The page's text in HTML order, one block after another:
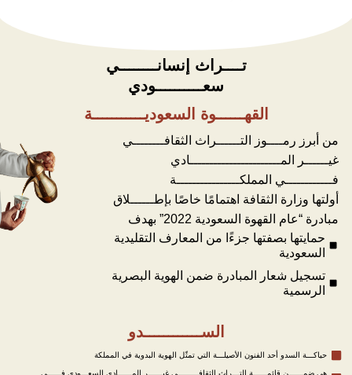
تــــراث إنسانــــــــي
سعــــــــــودي
القهــــــوة السعوديـــــــــــة
من أبرز رمــــوز التــــــراث الثقافــــــــي
غيــــــر المـــــــــــــــــــــــادي
فــــــــــــي المملكــــــــــــــــة
أولتها وزارة الثقافة اهتمامًا خاصًا بإطــــــلاق
مبادرة “عام القهوة السعودية 2022” بهدف
حمايتها بصفتها جزءًا من المعارف التقليدية
السعودية
تسجيل شعار المبادرة ضمن الهوية البصرية
الرسمية
الســــــــــــدو
حياكـــة السدو أحد الفنون الأصيلـــة التي تمثّل الهوية البدوية في المملكة
هي ضمــــــن قائمــــــة التـــراث الثقافـــــــــي غيــــــر المــــــادي السعـــودي فــــــي